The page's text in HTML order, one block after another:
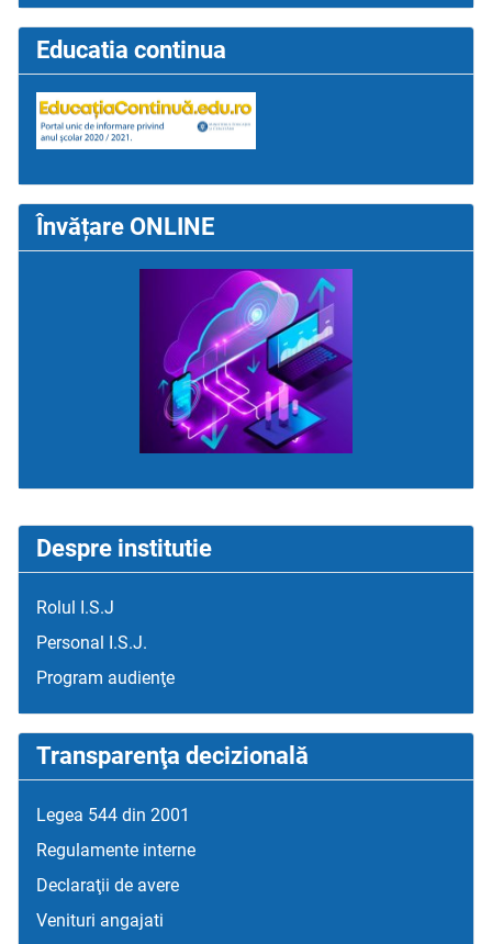
Despre institutie
Rolul I.S.J
Personal I.S.J.
Program audienţe
Transparenţa decizională
Legea 544 din 2001
Regulamente interne
Declaraţii de avere
Venituri angajati
Educatia continua
Învățare ONLINE